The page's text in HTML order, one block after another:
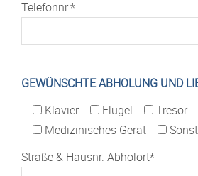
Telefonnr.*
GEWÜNSCHTE ABHOLUNG UND
Klavier
Flügel
Tresor
Medizinisches Gerät
Straße & Hausnr. Abholort*